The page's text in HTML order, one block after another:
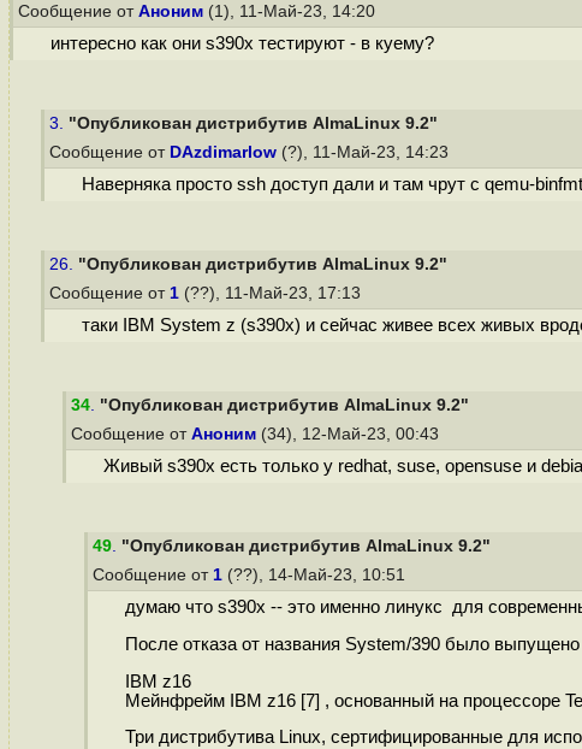
Сообщение от Аноним (1), 11-Май-23, 14:20
интересно как они s390x тестируют - в куему?
3. "Опубликован дистрибутив AlmaLinux 9.2"
Сообщение от DAzdimarlow (?), 11-Май-23, 14:23
Наверняка просто ssh доступ дали и там чрут с qemu-binfmt
26. "Опубликован дистрибутив AlmaLinux 9.2"
Сообщение от 1 (??), 11-Май-23, 17:13
таки IBM System z (s390x) и сейчас живее всех живых
34. "Опубликован дистрибутив AlmaLinux 9.2"
Сообщение от Аноним (34), 12-Май-23, 00:43
Живый s390х есть только у redhat, suse, opensuse и
49. "Опубликован дистрибутив AlmaLinux 9.2"
Сообщение от 1 (??), 14-Май-23, 10:51
думаю что s390x -- это именно линукс для
После отказа от названия System/390 было
IBM z16
Мейнфрейм IBM z16 [7] , основанный на процессоре
Три дистрибутива Linux, сертифицированные для